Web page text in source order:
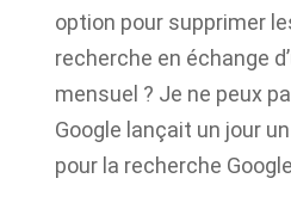
option pour supprimer
recherche en échange
mensuel ? Je ne peux
Google lançait un jour
pour la recherche